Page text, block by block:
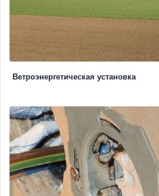
Ветроэнергетическая установка